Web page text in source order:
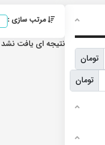
تومان
تومان
مرتب سازی :
نتیجه ای یافت نشد